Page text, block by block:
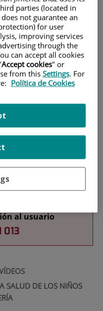
al usuario
013
SALUD DE LOS NIÑOS
parties (located in
not guarantee an
for user
improving services
through the
can accept all cookies
Accept cookies" or
from thisSettings. For
Política de Cookies